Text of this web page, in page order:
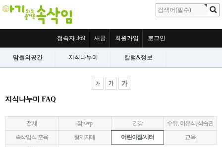
접속자 369 새글 회원가입 로그인
맘들의공간 지식나누미 칼럼&정보
지식나누미 FAQ
전체 잠 sleep 건강
수유, 이유식, 식습관
속삭임식 훈육
형제자매 어린이집/시터
교육